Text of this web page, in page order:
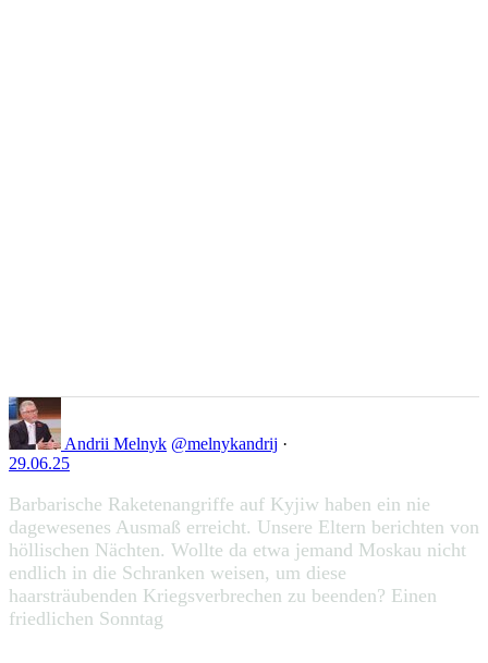
Andrii Melnyk @melnykandrij ·
29.06.25
Barbarische Raketenangriffe auf Kyjiw haben ein nie
dagewesenes Ausmaß erreicht. Unsere Eltern berichten von
höllischen Nächten. Wollte da etwa jemand Moskau nicht
endlich in die Schranken weisen, um diese
haarsträubenden Kriegsverbrechen zu beenden? Einen
friedlichen Sonntag